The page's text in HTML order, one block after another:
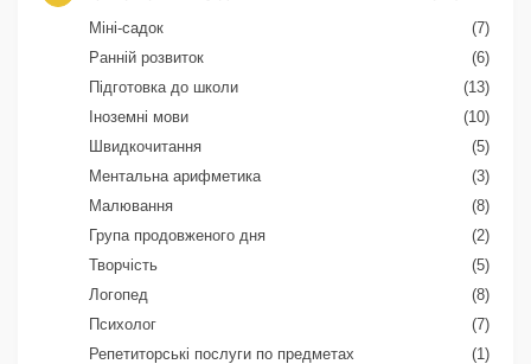
Міні-садок
(7)
Ранній розвиток
(6)
Підготовка до школи
(13)
Іноземні мови
(10)
Швидкочитання
(5)
Ментальна арифметика
(3)
Малювання
(8)
Група продовженого дня
(2)
Творчість
(5)
Логопед
(8)
Психолог
(7)
Репетиторські послуги по предметах
(1)